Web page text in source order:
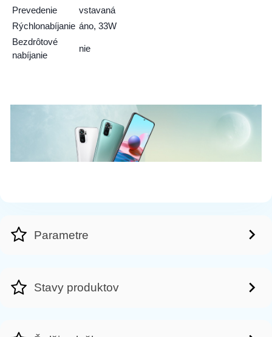
Prevedenie
vstavaná
Rýchlonabíjanie áno, 33W
Bezdrôtové
nabíjanie
nie
Parametre
Stavy produktov